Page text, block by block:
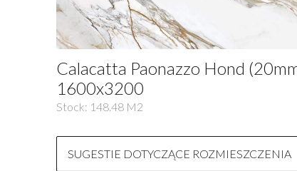
Calacatta Paonazzo Hond
1600x3200
Stock: 148.48M2
SUGESTIE DOTYCZĄCE ROZMIESZCZENIA